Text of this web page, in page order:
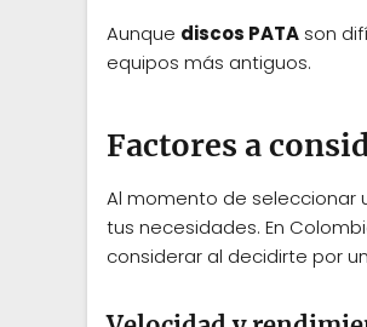
Aunque discos PATA son
equipos más antiguos.
Factores a
Al momento de seleccionar
tus necesidades. En
considerar al decidirte por